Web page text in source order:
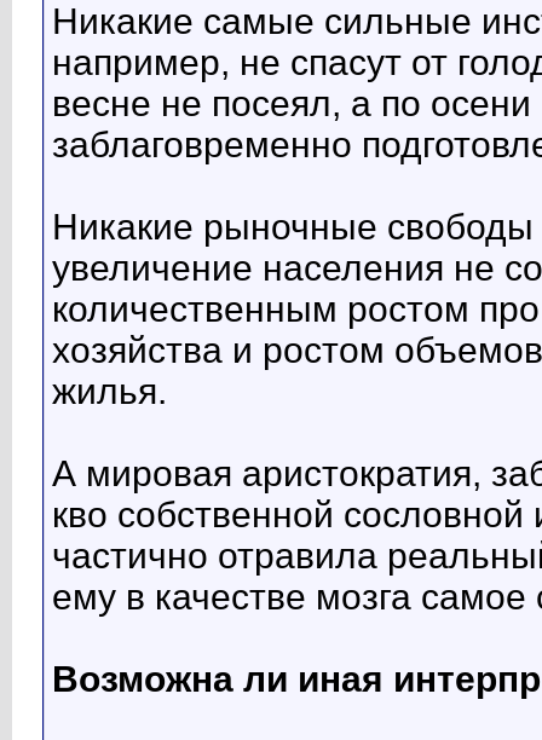
Никакие самые сильные
например, не спасут от
весне не посеял, а по
заблаговременно
Никакие рыночные свободы
увеличение населения не
количественным ростом
хозяйства и ростом
жилья.
А мировая аристократия,
кво собственной
частично отравила
ему в качестве мозга самое
Возможна ли иная